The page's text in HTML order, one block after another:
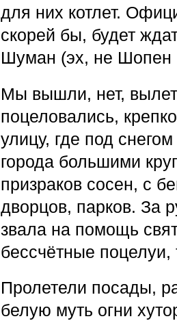
для них котлет.
скорей бы, будет
Шуман (эх, не
Мы вышли, нет,
поцеловались,
улицу, где под
города большими
призраков сосен, с
дворцов, парков. За
звала на помощь
бессчётные
Пролетели посады,
белую муть огни